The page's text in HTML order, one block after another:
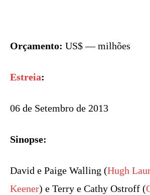
Orçamento: US$ — milhões
Estreia:
06 de Setembro de 2013
Sinopse:
David e Paige Walling (Hugh
Keener) e Terry e Cathy Ostroff (